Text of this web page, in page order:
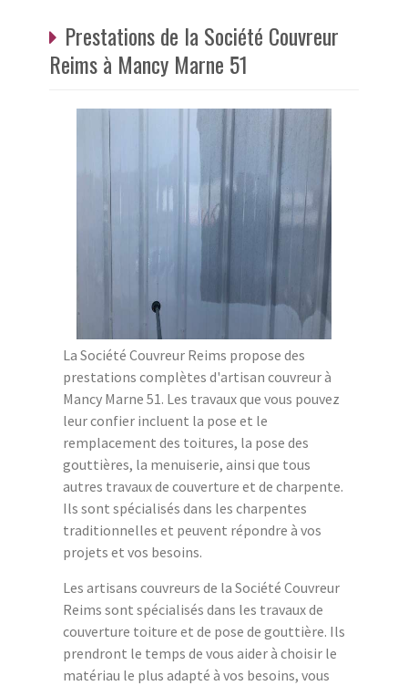
Prestations de la Société Couvreur
Reims à Mancy Marne 51
La Société Couvreur Reims propose des
prestations complètes d'artisan couvreur à
Mancy Marne 51. Les travaux que vous pouvez
leur confier incluent la pose et le
remplacement des toitures, la pose des
gouttières, la menuiserie, ainsi que tous
autres travaux de couverture et de charpente.
Ils sont spécialisés dans les charpentes
traditionnelles et peuvent répondre à vos
projets et vos besoins.
Les artisans couvreurs de la Société Couvreur
Reims sont spécialisés dans les travaux de
couverture toiture et de pose de gouttière. Ils
prendront le temps de vous aider à choisir le
matériau le plus adapté à vos besoins, vous